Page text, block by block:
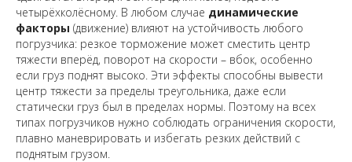
четырёхколёсному. В любом случае динамические
факторы (движение) влияют на устойчивость любого
погрузчика: резкое торможение может сместить центр
тяжести вперёд, поворот на скорости – вбок, особенно
если груз поднят высоко. Эти эффекты способны вывести
центр тяжести за пределы треугольника, даже если
статически груз был в пределах нормы. Поэтому на всех
типах погрузчиков нужно соблюдать ограничения скорости,
плавно маневрировать и избегать резких действий с
поднятым грузом.